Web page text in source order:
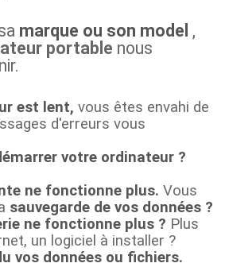
marque ou son model ,
portable nous
est lent, vous êtes envahi de
d'erreurs vous
votre ordinateur ?
ne fonctionne plus. Vous
sauvegarde de vos données ?
ne fonctionne plus ? Plus
un logiciel à installer ?
vos données ou fichiers.